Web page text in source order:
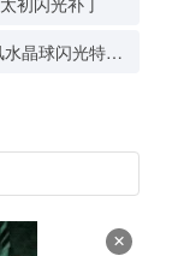
旋风水晶球闪光特效补丁
×